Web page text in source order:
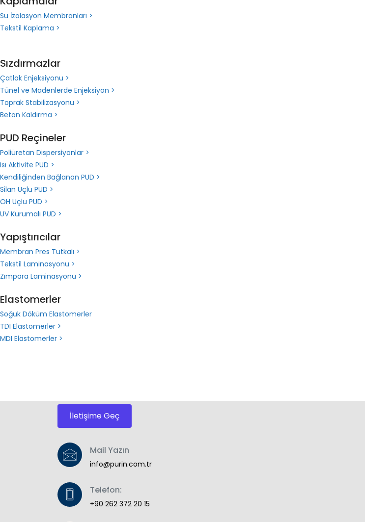
Su İzolasyon Membranları >
Tekstil Kaplama >
Sızdırmazlar
Çatlak Enjeksiyonu >
Tünel ve Madenlerde Enjeksiyon >
Toprak Stabilizasyonu >
Beton Kaldırma >
PUD Reçineler
Poliüretan Dispersiyonlar >
Isı Aktivite PUD >
Kendiliğinden Bağlanan PUD >
Silan Uçlu PUD >
OH Uçlu PUD >
UV Kurumalı PUD >
Yapıştırıcılar
Membran Pres Tutkalı >
Tekstil Laminasyonu >
Zımpara Laminasyonu >
Elastomerler
Soğuk Döküm Elastomerler
TDI Elastomerler >
MDI Elastomerler >
İletişime Geç
Mail Yazın
info@purin.com.tr
Telefon:
+90 262 372 20 15